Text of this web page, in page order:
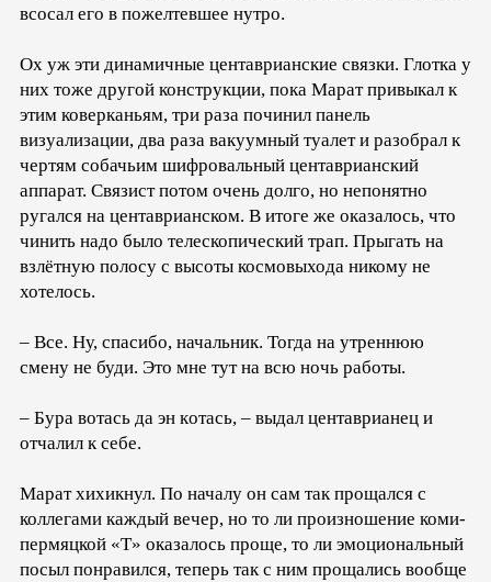
всосал его в пожелтевшее нутро.
Ох уж эти динамичные центаврианские связки. Глотка у
них тоже другой конструкции, пока Марат привыкал к
этим коверканьям, три раза починил панель
визуализации, два раза вакуумный туалет и разобрал к
чертям собачьим шифровальный центаврианский
аппарат. Связист потом очень долго, но непонятно
ругался на центаврианском. В итоге же оказалось, что
чинить надо было телескопический трап. Прыгать на
взлётную полосу с высоты космовыхода никому не
хотелось.
– Все. Ну, спасибо, начальник. Тогда на утреннюю
смену не буди. Это мне тут на всю ночь работы.
– Бура вoтась да эн кoтась, – выдал центаврианец и
отчалил к себе.
Марат хихикнул. По началу он сам так прощался с
коллегами каждый вечер, но то ли произношение коми-
пермяцкой «Т» оказалось проще, то ли эмоциональный
посыл понравился, теперь так с ним прощались вообще